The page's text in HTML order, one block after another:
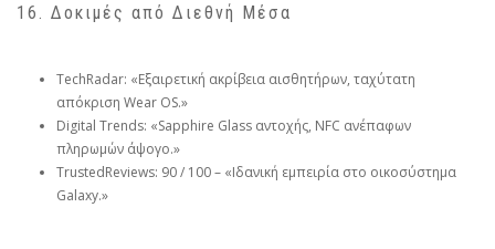
16. Δοκιμές από Διεθνή Μέσα
TechRadar: «Εξαιρετική ακρίβεια αισθητήρων, ταχύτατη
απόκριση Wear OS.»
Digital Trends: «Sapphire Glass αντοχής, NFC ανέπαφων
πληρωμών άψογο.»
TrustedReviews: 90 / 100 – «Ιδανική εμπειρία στο οικοσύστημα
Galaxy.»